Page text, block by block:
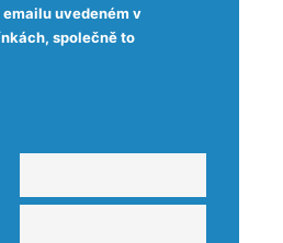
uvedeném v
společně to